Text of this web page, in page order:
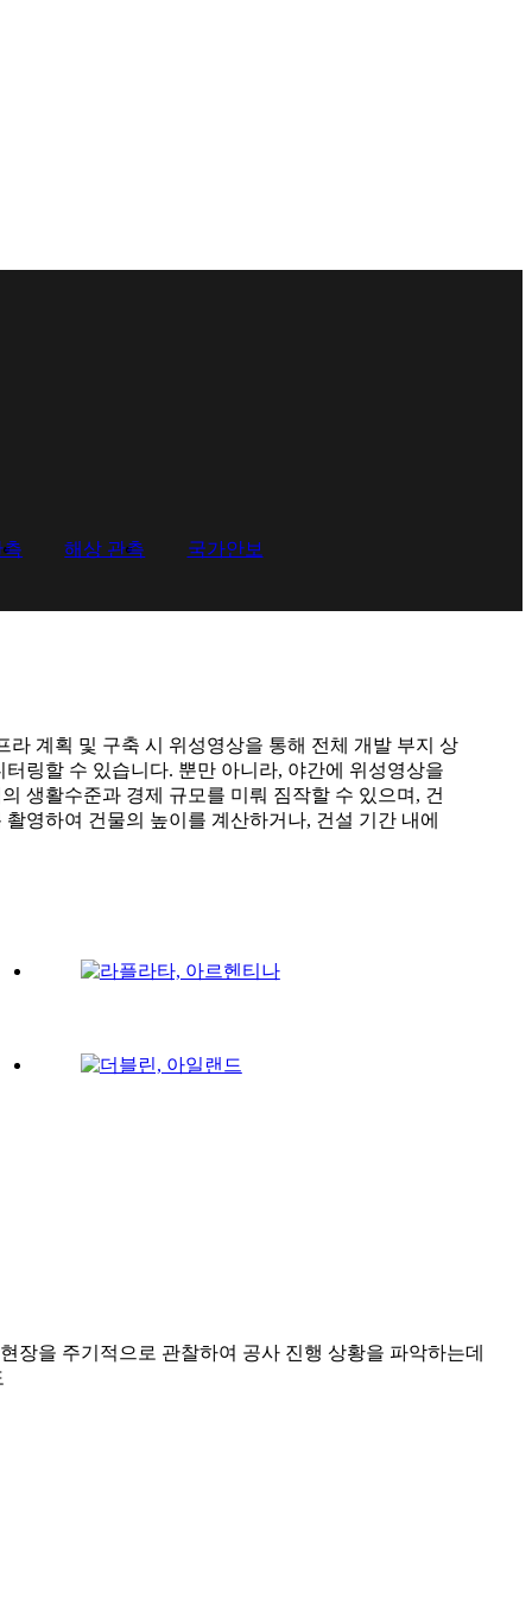
해상 관측 국가안보
계획 및 구축 시 위성영상을 통해 전체 개발 부지 상
링할 수 있습니다. 뿐만 아니라, 야간에 위성영상을
생활수준과 경제 규모를 미뤄 짐작할 수 있으며, 건
영하여 건물의 높이를 계산하거나, 건설 기간 내에
장을 주기적으로 관찰하여 공사 진행 상황을 파악하는데